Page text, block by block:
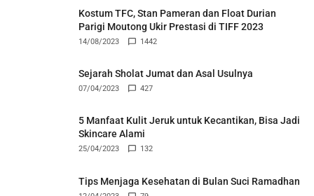
Kostum TFC, Stan Pameran dan Float Durian
Parigi Moutong Ukir Prestasi di TIFF 2023
14/08/2023 1442
Sejarah Sholat Jumat dan Asal Usulnya
07/04/2023 427
5 Manfaat Kulit Jeruk untuk Kecantikan, Bisa Jadi
Skincare Alami
25/04/2023 132
Tips Menjaga Kesehatan di Bulan Suci Ramadhan